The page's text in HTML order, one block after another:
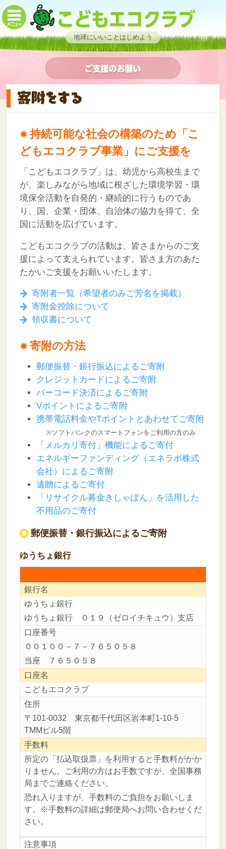
地球にいいことはじめよう
持続可能な社会の構築のため「こ
どもエコクラブ事業」にご支援を
「こどもエコクラブ」は、幼児から高校生まで
が、楽しみながら地域に根ざした環境学習・環
境保全活動を自発的・継続的に行うものであ
り、国、企業・団体、自治体の協力を得て、全
国に活動を広げています。
こどもエコクラブの活動は、皆さまからのご支
援によって支えられています。皆さま方のあた
たかいご支援をお願いいたします。
寄附者一覧（希望者のみご芳名を掲載）
寄附金控除について
領収書について
寄附の方法
郵便振替・銀行振込によるご寄附
クレジットカードによるご寄附
バーコード決済によるご寄附
Vポイントによるご寄附
携帯電話料金やTポイントとあわせてご寄附
※ソフトバンクのスマートフォンをご利用の方のみ
「メルカリ寄付」機能によるご寄付
エネルギーファンディング（エネラボ株式
会社）によるご寄附
遺贈によるご寄付
「リサイクル募金きしゃぽん」を活用した
不用品のご寄付
郵便振替・銀行振込によるご寄附
ゆうちょ銀行
銀行名
ゆうちょ銀行
ゆうちょ銀行 ０１９（ゼロイチキュウ）支店
口座番号
００１００－７－７６５０５８
当座 ７６５０５８
口座名
こどもエコクラブ
住所
〒101-0032 東京都千代田区岩本町1-10-5
TMMビル5階
手数料
所定の「払込取扱票」を利用すると手数料がかか
りません。ご利用の方はお手数ですが、全国事務
局までご連絡ください。
恐れ入りますが、手数料のご負担をお願いしま
す。
※手数料の詳細は郵便局へお問い合わせくだ
さい。
注意事項